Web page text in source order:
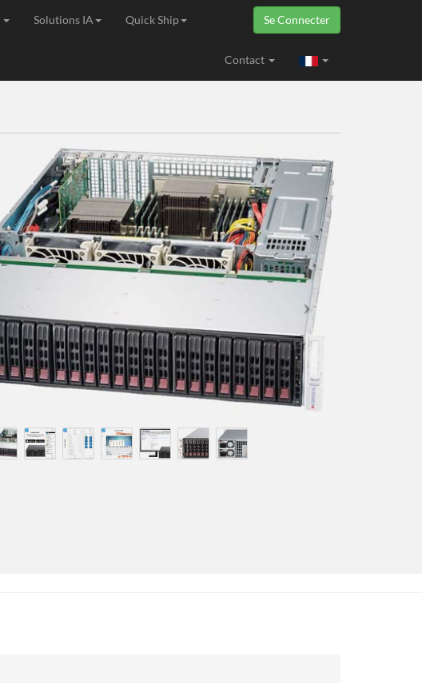
Solutions IA Quick Ship Se Connecter
Contact